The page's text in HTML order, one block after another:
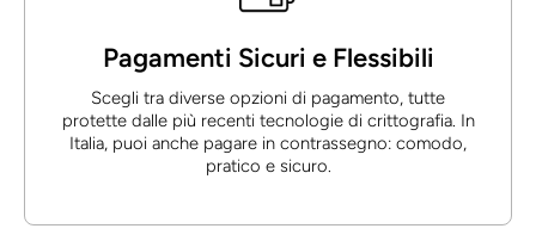
Pagamenti Sicuri e Flessibili
Scegli tra diverse opzioni di pagamento, tutte
protette dalle più recenti tecnologie di crittografia. In
Italia, puoi anche pagare in contrassegno: comodo,
pratico e sicuro.